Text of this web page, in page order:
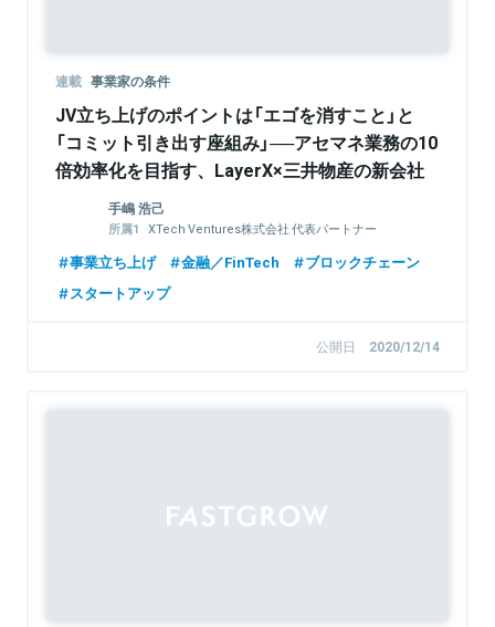
連載 事業家の条件
JV立ち上げのポイントは「エゴを消すこと」と
「コミット引き出す座組み」──アセマネ業務の10
倍効率化を目指す、LayerX×三井物産の新会社
設立の軌跡
手嶋 浩己
XTech Ventures株式会社 代表パートナー
事業立ち上げ 金融／FinTech
ブロックチェーン
スタートアップ
公開日 2020/12/14